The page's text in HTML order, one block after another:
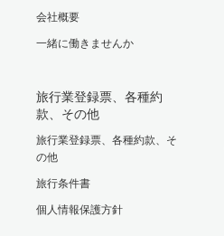
会社概要
一緒に働きませんか
旅行業登録票、各種約
款、その他
旅行業登録票、各種約款、そ
の他
旅行条件書
個人情報保護方針